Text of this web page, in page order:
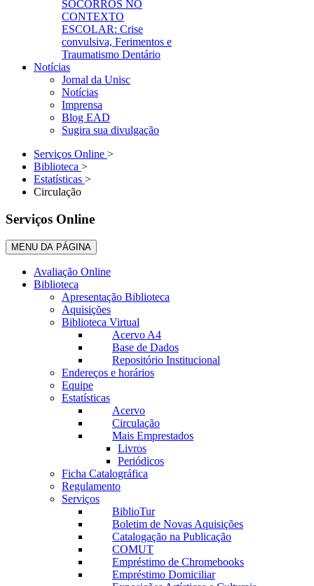
SOCORROS NO
CONTEXTO
ESCOLAR: Crise
convulsiva, Ferimentos e
Traumatismo Dentário
Notícias
Jornal da Unisc
Notícias
Imprensa
Blog EAD
Sugira sua divulgação
Serviços Online >
Biblioteca >
Estatísticas >
Circulação
Serviços Online
MENU DA PÁGINA
Avaliação Online
Biblioteca
Apresentação Biblioteca
Aquisições
Biblioteca Virtual
Acervo A4
Base de Dados
Repositório Institucional
Endereços e horários
Equipe
Estatísticas
Acervo
Circulação
Mais Emprestados
Livros
Periódicos
Ficha Catalográfica
Regulamento
Serviços
BiblioTur
Boletim de Novas Aquisições
Catalogação na Publicação
COMUT
Empréstimo de Chromebooks
Empréstimo Domiciliar